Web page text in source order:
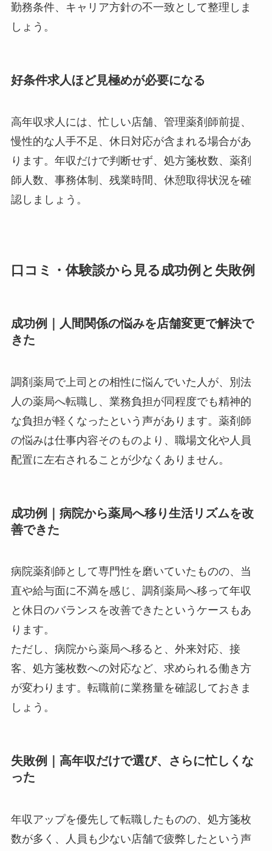
勤務条件、キャリア方針の不一致として整理しま
しょう。
好条件求人ほど見極めが必要になる
高年収求人には、忙しい店舗、管理薬剤師前提、
慢性的な人手不足、休日対応が含まれる場合があ
ります。年収だけで判断せず、処方箋枚数、薬剤
師人数、事務体制、残業時間、休憩取得状況を確
認しましょう。
口コミ・体験談から見る成功例と失敗例
成功例｜人間関係の悩みを店舗変更で解決で
きた
調剤薬局で上司との相性に悩んでいた人が、別法
人の薬局へ転職し、業務負担が同程度でも精神的
な負担が軽くなったという声があります。薬剤師
の悩みは仕事内容そのものより、職場文化や人員
配置に左右されることが少なくありません。
成功例｜病院から薬局へ移り生活リズムを改
善できた
病院薬剤師として専門性を磨いていたものの、当
直や給与面に不満を感じ、調剤薬局へ移って年収
と休日のバランスを改善できたというケースもあ
ります。
ただし、病院から薬局へ移ると、外来対応、接
客、処方箋枚数への対応など、求められる働き方
が変わります。転職前に業務量を確認しておきま
しょう。
失敗例｜高年収だけで選び、さらに忙しくな
った
年収アップを優先して転職したものの、処方箋枚
数が多く、人員も少ない店舗で疲弊したという声